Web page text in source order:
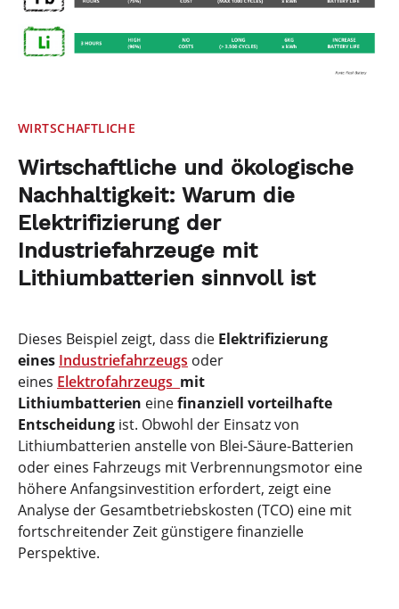
WIRTSCHAFTLICHE
Wirtschaftliche und ökologische
Nachhaltigkeit: Warum die
Elektrifizierung der
Industriefahrzeuge mit
Lithiumbatterien sinnvoll ist
Dieses Beispiel zeigt, dass die Elektrifizierung
eines Industriefahrzeugs oder
eines Elektrofahrzeugs mit
Lithiumbatterien einefinanziell vorteilhafte
Entscheidung ist. Obwohl der Einsatz von
Lithiumbatterien anstelle von Blei-Säure-Batterien
oder eines Fahrzeugs mit Verbrennungsmotor eine
höhere Anfangsinvestition erfordert, zeigt eine
Analyse der Gesamtbetriebskosten (TCO) eine mit
fortschreitender Zeit günstigere finanzielle
Perspektive.